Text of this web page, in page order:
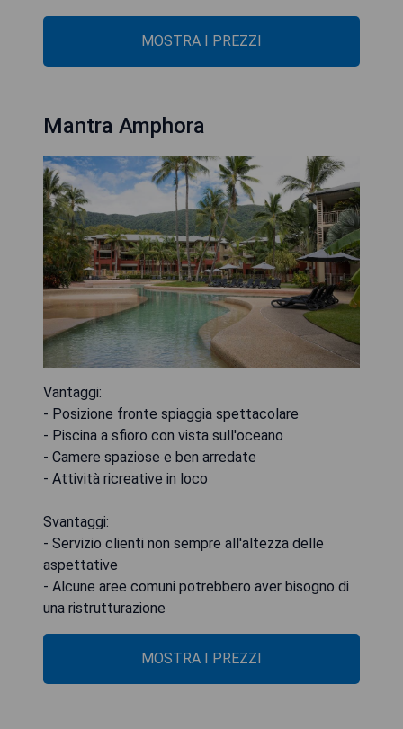
MOSTRA I PREZZI
Mantra Amphora
Vantaggi:
- Posizione fronte spiaggia spettacolare
- Piscina a sfioro con vista sull'oceano
- Camere spaziose e ben arredate
- Attività ricreative in loco
Svantaggi:
- Servizio clienti non sempre all'altezza delle
aspettative
- Alcune aree comuni potrebbero aver bisogno di
una ristrutturazione
MOSTRA I PREZZI